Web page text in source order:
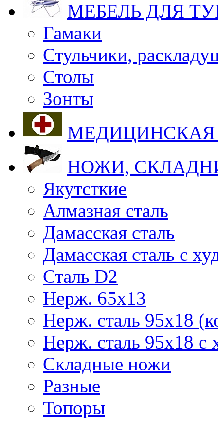
МЕБЕЛЬ ДЛЯ
Гамаки
Стульчики,
Столы
Зонты
НОЖИ,
Якутсткие
Алмазная сталь
Дамасская сталь
Дамасская сталь с
Сталь D2
Нерж. 65х13
Нерж. сталь 95х18
Нерж. сталь 95х18 с
Складные ножи
Разные
Топоры